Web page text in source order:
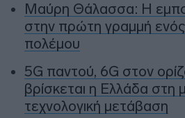
Μαύρη Θάλασσα: Η
στην πρώτη γραμμή
πολέμου
5G παντού, 6G στον
βρίσκεται η Ελλάδα στη
τεχνολογική μετάβαση